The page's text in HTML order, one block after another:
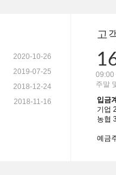
2020-10-26
2019-07-25
2018-12-24
2018-11-16
고
09:00
주말
입금
기업
농협
예금